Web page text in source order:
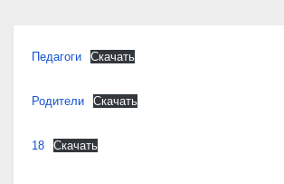
Педагоги Скачать
Родители Скачать
18 Скачать